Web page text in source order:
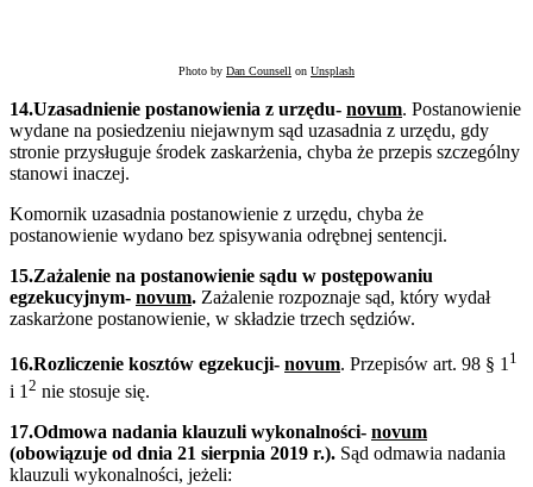
Photo by Dan Counsell on Unsplash
14.Uzasadnienie postanowienia z urzędu- novum. Postanowienie
wydane na posiedzeniu niejawnym sąd uzasadnia z urzędu, gdy
stronie przysługuje środek zaskarżenia, chyba że przepis szczególny
stanowi inaczej.
Komornik uzasadnia postanowienie z urzędu, chyba że
postanowienie wydano bez spisywania odrębnej sentencji.
15.Zażalenie na postanowienie sądu w postępowaniu
egzekucyjnym- novum. Zażalenie rozpoznaje sąd, który wydał
zaskarżone postanowienie, w składzie trzech sędziów.
16.Rozliczenie kosztów egzekucji- novum. Przepisów art. 98 § 11
i 1 2 nie stosuje się.
17.Odmowa nadania klauzuli wykonalności- novum
(obowiązuje od dnia 21 sierpnia 2019 r.). Sąd odmawia nadania
klauzuli wykonalności, jeżeli: